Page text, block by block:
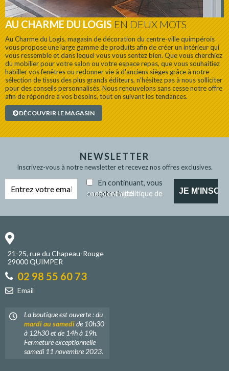
AU CHARME DU LOGISEN DEUX MOTS
Au Charme du Logis, magasin de décoration du centre-ville quimpérois
vous propose une large gamme de produits afin de créer un intérieur qui
vous ressemble et dans lequel vous vous sentez bien. Que vous cherchiez
du mobilier pour votre salon ou votre espace repas, que vous souhaitiez
habiller vos fenêtres ou redonner vie à d'anciens sièges grâce à notre
sélection de tissus des plus grands éditeurs, n'hésitez pas à nous solliciter
pour des conseils personnalisés. Nous renouvelons sans cesse notre offre
afin de répondre à vos besoins, tout en suivant les tendances.
DÉCOUVRIR LE MAGASIN
NEWSLETTER
Inscrivez-vous à notre newsletter et recevez nos offres exclusives.
En continuant, vous
acceptez la
politique de confidentialité
21-25, rue du Chapeau-Rouge
29000 QUIMPER
02 98 55 60 73
Email
La boutique est ouverte : du
mardi au samedide 10h30
à 12h30 et de 14h à 19h.
Fermeture exceptionnelle
samedi 11 novembre 2023.